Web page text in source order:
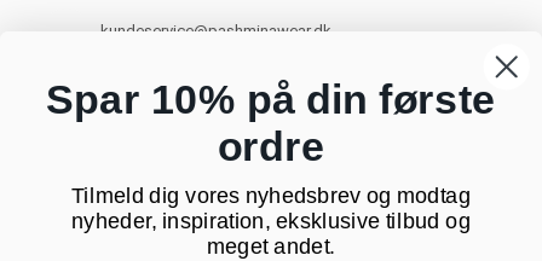
kundeservice@pashminawear.dk
Spar 10% på din første
ordre
Tilmeld dig vores nyhedsbrev og modtag
nyheder, inspiration, eksklusive tilbud og
meget andet.